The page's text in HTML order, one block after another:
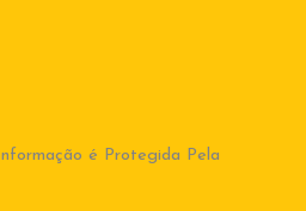
é Protegida Pela